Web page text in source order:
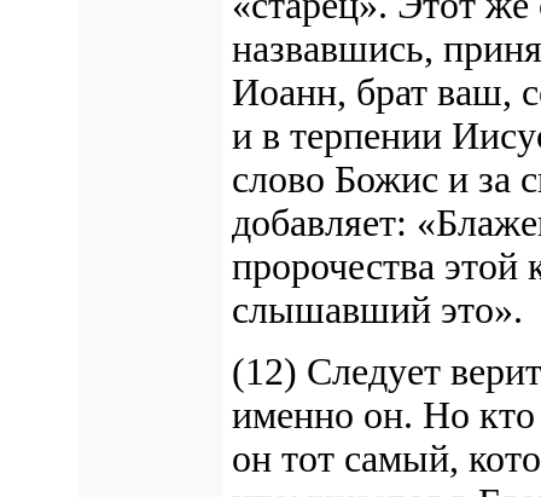
назвавшись,
Иоанн, брат ваш,
и в терпении
слово Божис и за
добавляет:
пророчества
слышавший это».
(12) Следует
именно он. Но кто
он тот самый,